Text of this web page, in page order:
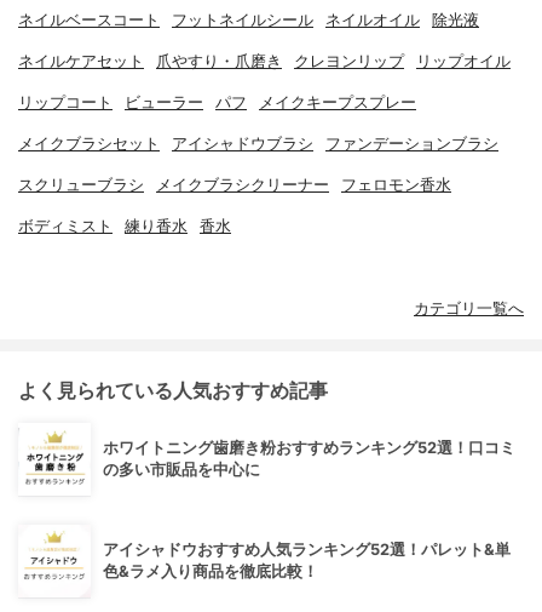
ネイルベースコート フットネイルシール ネイルオイル 除光液
ネイルケアセット 爪やすり・爪磨き クレヨンリップ リップオイル
リップコート ビューラー パフ メイクキープスプレー
メイクブラシセット アイシャドウブラシ ファンデーションブラシ
スクリューブラシ メイクブラシクリーナー フェロモン香水
ボディミスト 練り香水 香水
カテゴリ一覧へ
よく見られている人気おすすめ記事
ホワイトニング歯磨き粉おすすめランキング52選！口コミ
の多い市販品を中心に
アイシャドウおすすめ人気ランキング52選！パレット&単
色&ラメ入り商品を徹底比較！